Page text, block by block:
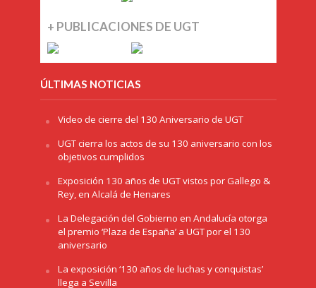
+ PUBLICACIONES DE UGT
ÚLTIMAS NOTICIAS
Video de cierre del 130 Aniversario de UGT
UGT cierra los actos de su 130 aniversario con los
objetivos cumplidos
Exposición 130 años de UGT vistos por Gallego &
Rey, en Alcalá de Henares
La Delegación del Gobierno en Andalucía otorga
el premio ‘Plaza de España’ a UGT por el 130
aniversario
La exposición ‘130 años de luchas y conquistas’
llega a Sevilla